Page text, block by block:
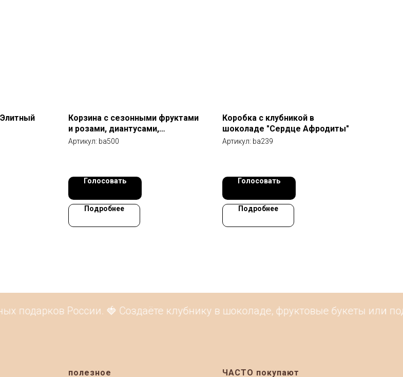
Корзина с сезонными фруктами
и розами, диантусами,
хризантемой
Артикул: ba500
Голосовать
Подробнее
Коробка с клубникой в
шоколаде "Сердце Афродиты"
Артикул: ba239
Голосовать
Подробнее
России. 🍓 Создаёте клубнику в шоколаде, фруктовые букеты или
полезное ЧАСТО покупают